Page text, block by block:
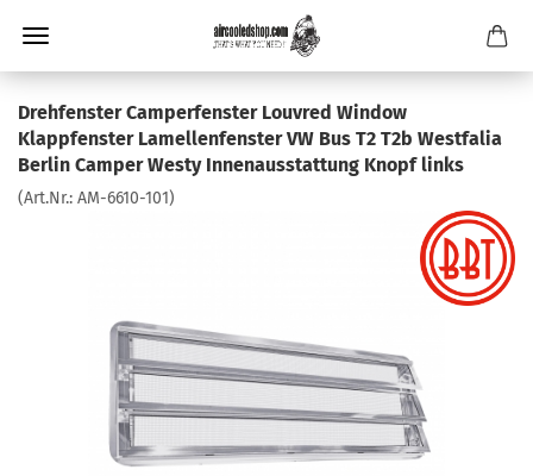
Drehfenster Camperfenster Louvred Window
Klappfenster Lamellenfenster VW Bus T2 T2b Westfalia
Berlin Camper Westy Innenausstattung Knopf links
(Art.Nr.: AM-6610-101)